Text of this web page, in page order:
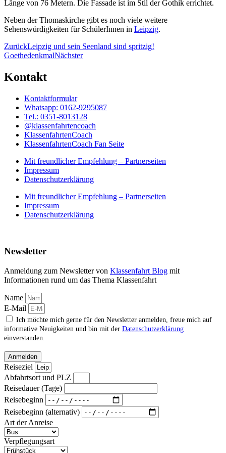
Länge von 76 Metern. Die Fassade ist im Stil der Gothik errichtet.
Neben der Thomaskirche gibt es noch viele weitere
Sehenswürdigkeiten für SchülerInnen in Leipzig.
ZurückLeipzig und sein Seenland sind spritzig!
GoethedenkmalNächster
Kontakt
Kontaktformular
Whatsapp: 0162-9295087
Tel.: 0351-8013128
@klassenfahrtencoach
KlassenfahrtenCoach
KlassenfahrtenCoach Fan Seite
Mit freundlicher Empfehlung – Partnerseiten
Impressum
Datenschutzerklärung
Mit freundlicher Empfehlung – Partnerseiten
Impressum
Datenschutzerklärung
Newsletter
Anmeldung zum Newsletter von Klassenfahrt Blog mit
Informationen rund um das Thema Klassenfahrt
Name
E-Mail
Ich möchte mich gerne für den Newsletter anmelden, freue mich auf
informative Neuigkeiten und bin mit der Datenschutzerklärung
einverstanden.
Anmelden
Reiseziel
Abfahrtsort und PLZ
Reisedauer (Tage)
Reisebeginn
Reisebeginn (alternativ)
Art der Anreise
Verpflegungsart